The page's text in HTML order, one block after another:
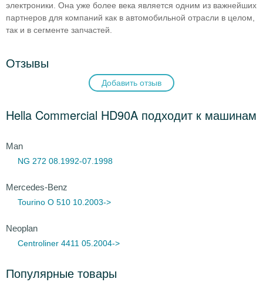
электроники. Она уже более века является одним из важнейших
партнеров для компаний как в автомобильной отрасли в целом,
так и в сегменте запчастей.
Отзывы
Добавить отзыв
Hella Commercial HD90A подходит к машинам
Man
NG 272 08.1992-07.1998
Mercedes-Benz
Tourino O 510 10.2003->
Neoplan
Centroliner 4411 05.2004->
Популярные товары